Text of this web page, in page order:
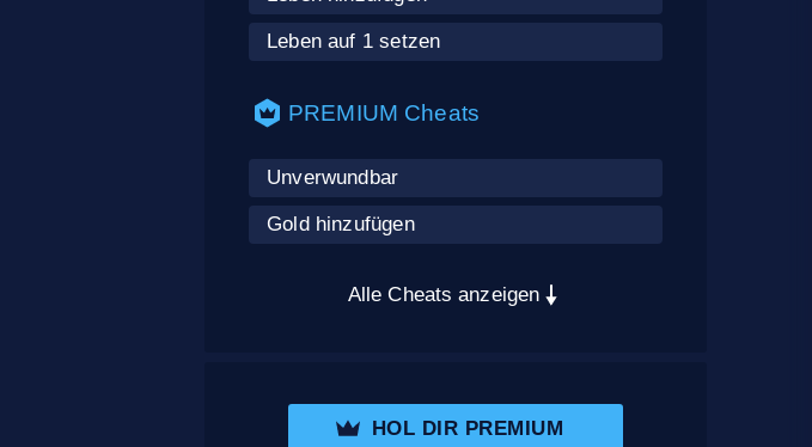
Leben auf 1 setzen
PREMIUM Cheats
Unverwundbar
Gold hinzufügen
Alle Cheats anzeigen
HOL DIR PREMIUM